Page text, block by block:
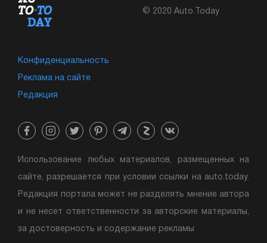
© 2020 Auto.Today
Конфиденциальность
Реклама на сайте
Редакция
Использование любых материалов, размещенных на
сайте, разрешается при условии ссылки на auto.today.
Редакция портала может не разделять мнение автора
и не несет ответственности за авторские материалы,
за достоверность и содержание рекламы